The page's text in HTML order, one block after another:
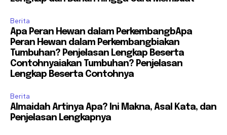
Berita
Apa Peran Hewan dalam PerkembangbApa
Peran Hewan dalam Perkembangbiakan
Tumbuhan? Penjelasan Lengkap Beserta
Contohnyaiakan Tumbuhan? Penjelasan
Lengkap Beserta Contohnya
Berita
Almaidah Artinya Apa? Ini Makna, Asal Kata, dan
Penjelasan Lengkapnya